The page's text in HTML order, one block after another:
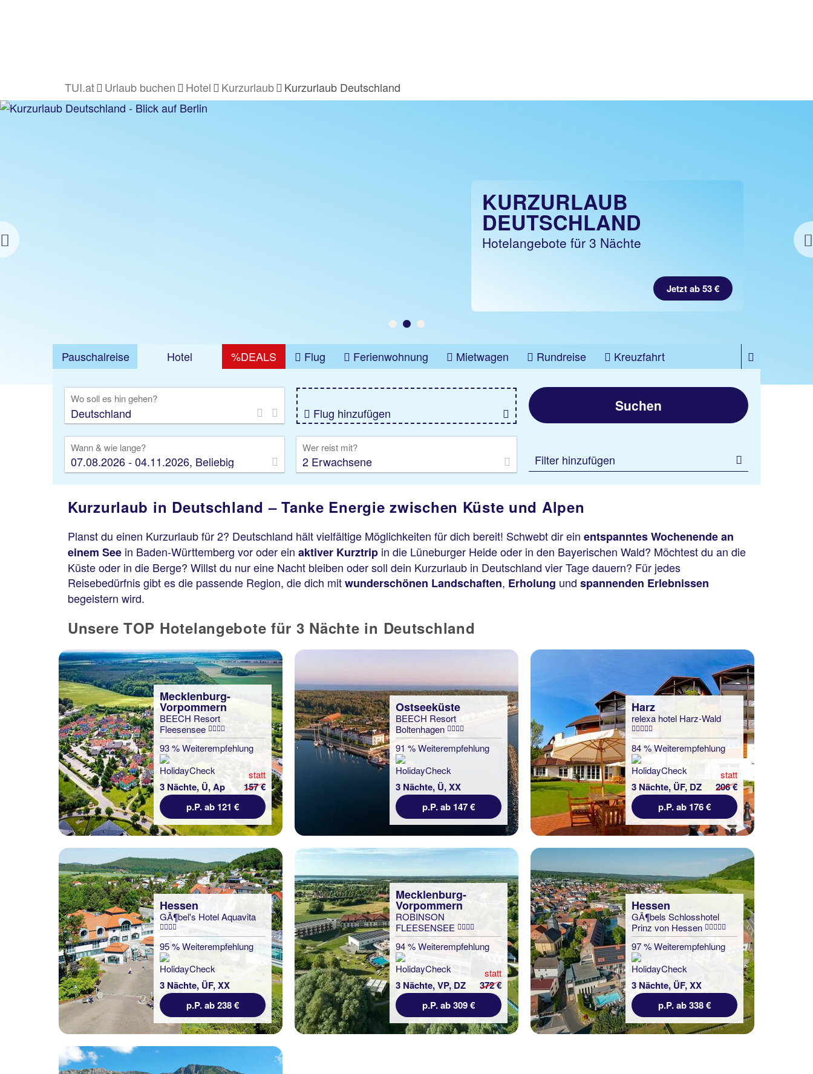
TUI.at Urlaub buchen Hotel Kurzurlaub Kurzurlaub Deutschland
Previous
KURZURLAUB
DEUTSCHLAND
Hotelangebote für 3 Nächte
Jetzt ab 53 €
Pauschalreise Hotel %DEALS Flug Ferienwohnung Mietwagen Rundreise
Kreuzfahrt
Wo soll es hin gehen?
Flug hinzufügen
Wann & wie lange?
07.08.2026 - 04.11.2026, Beliebig
Wer reist mit?
2 Erwachsene
Suchen
Filter hinzufügen
Kurzurlaub in Deutschland – Tanke Energie zwischen Küste und Alpen
Planst du einen Kurzurlaub für 2? Deutschland hält vielfältige Möglichkeiten für dich bereit! Schwebt dir ein entspanntes Wochenende an
einem See in Baden-Württemberg vor oder ein aktiver Kurztrip in die Lüneburger Heide oder in den Bayerischen Wald? Möchtest du an die
Küste oder in die Berge? Willst du nur eine Nacht bleiben oder soll dein Kurzurlaub in Deutschland vier Tage dauern? Für jedes
Reisebedürfnis gibt es die passende Region, die dich mitwunderschönen Landschaften, Erholung und spannenden Erlebnissen
begeistern wird.
Unsere TOP Hotelangebote für 3 Nächte in Deutschland
Mecklenburg-
Vorpommern
BEECH Resort
Fleesensee
93 % Weiterempfehlung
3 Nächte, Ü, Ap
statt
157 €
p.P. ab 121 €
Ostseeküste
BEECH Resort
Boltenhagen
91 % Weiterempfehlung
3 Nächte, Ü, XX
p.P. ab 147 €
Harz
relexa hotel Harz-Wald
84 % Weiterempfehlung
3 Nächte, ÜF, DZ
statt
206 €
p.P. ab 176 €
Hessen
GÃ¶bel's Hotel Aquavita
95 % Weiterempfehlung
3 Nächte, ÜF, XX
p.P. ab 238 €
Mecklenburg-
Vorpommern
ROBINSON
FLEESENSEE
94 % Weiterempfehlung
3 Nächte, VP, DZ
statt
372 €
p.P. ab 309 €
Hessen
GÃ¶bels Schlosshotel
Prinz von Hessen
97 % Weiterempfehlung
3 Nächte, ÜF, XX
p.P. ab 338 €